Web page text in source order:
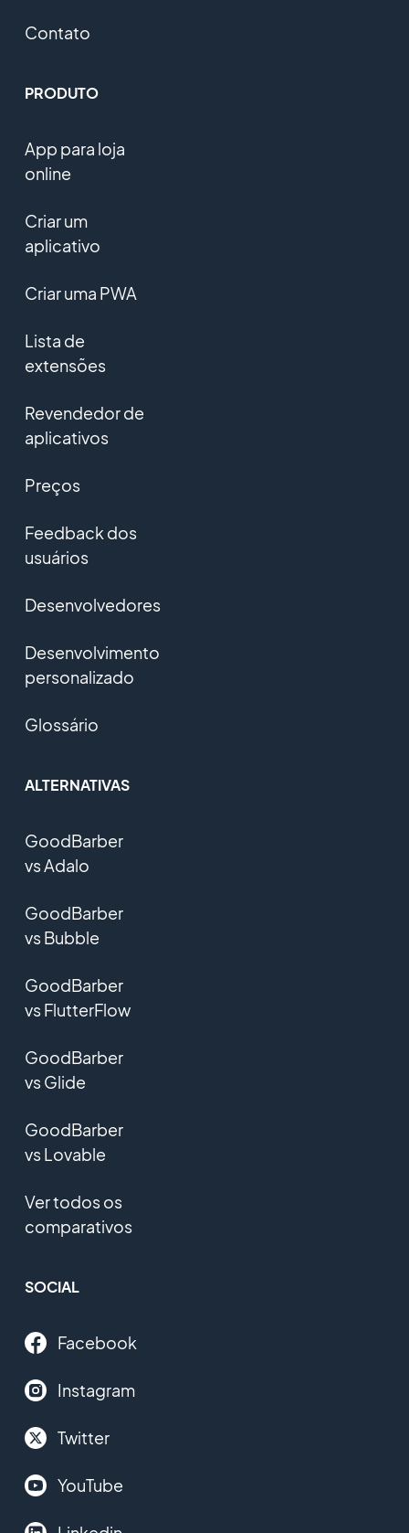
Contato
PRODUTO
App para loja
online
Criar um
aplicativo
Criar uma PWA
Lista de
extensões
Revendedor de
aplicativos
Preços
Feedback dos
usuários
Desenvolvedores
Desenvolvimento
personalizado
Glossário
ALTERNATIVAS
GoodBarber
vs Adalo
GoodBarber
vs Bubble
GoodBarber
vs FlutterFlow
GoodBarber
vs Glide
GoodBarber
vs Lovable
Ver todos os
comparativos
SOCIAL
Facebook
Instagram
Twitter
YouTube